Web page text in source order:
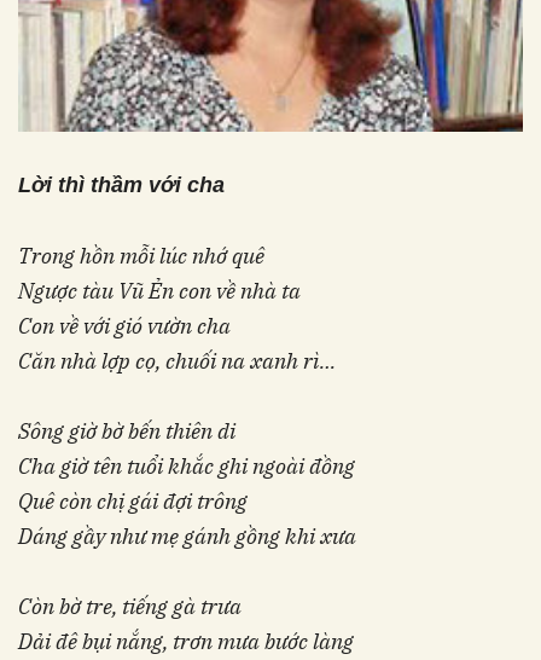
Lời thì thầm với cha
Trong hồn mỗi lúc nhớ quê
Ngược tàu Vũ Ẻn con về nhà ta
Con về với gió vườn cha
Căn nhà lợp cọ, chuối na xanh rì…
Sông giờ bờ bến thiên di
Cha giờ tên tuổi khắc ghi ngoài đồng
Quê còn chị gái đợi trông
Dáng gầy như mẹ gánh gồng khi xưa
Còn bờ tre, tiếng gà trưa
Dải đê bụi nắng, trơn mưa bước làng